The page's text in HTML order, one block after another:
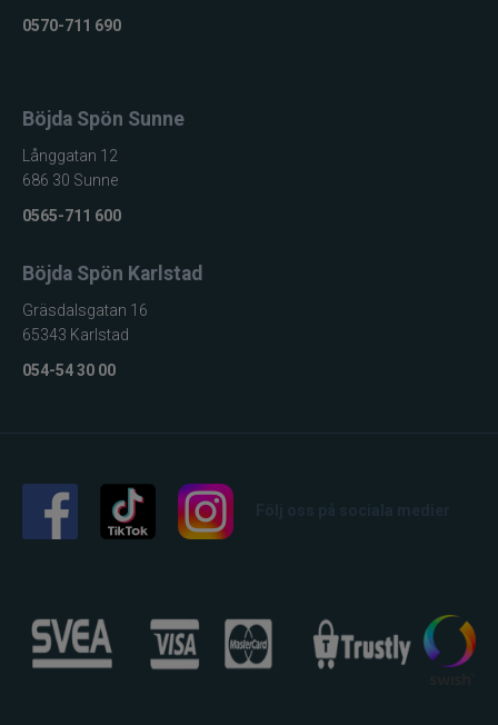
0570-711 690
Böjda Spön Sunne
Långgatan 12
686 30 Sunne
0565-711 600
Böjda Spön Karlstad
Gräsdalsgatan 16
65343 Karlstad
054-54 30 00